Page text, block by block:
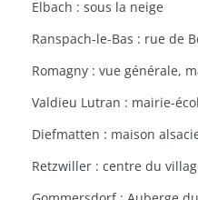
Elbach : sous la neige
Romagny : vue générale,